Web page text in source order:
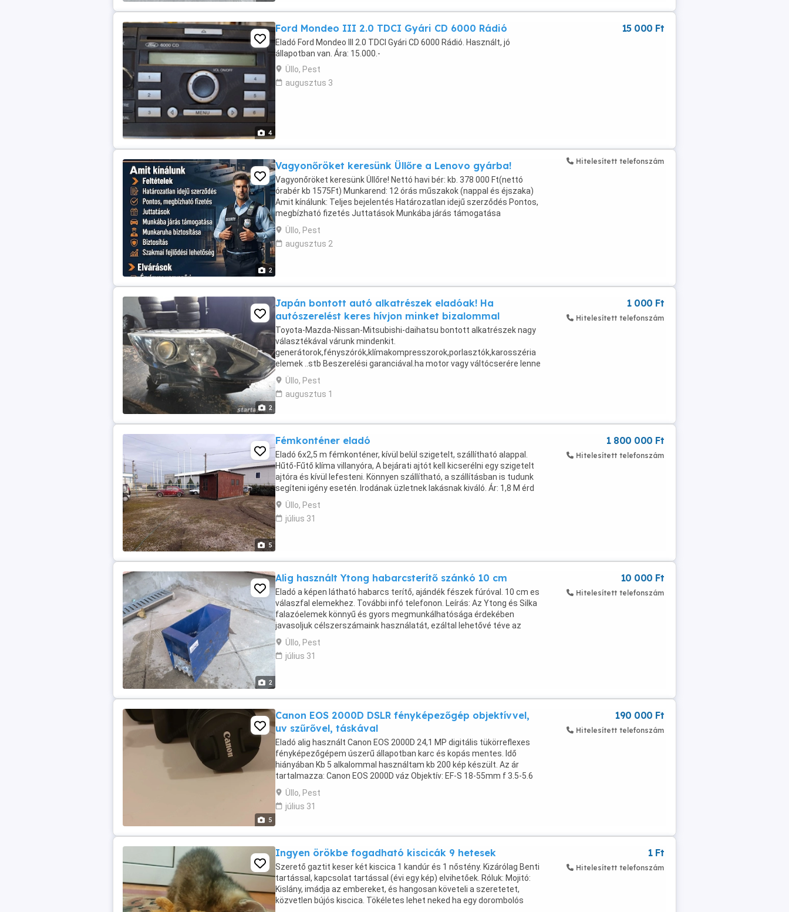
4
Ford Mondeo III 2.0 TDCI Gyári CD 6000 Rádió
Eladó Ford Mondeo III 2.0 TDCI Gyári CD 6000 Rádió. Használt, jó
állapotban van. Ára: 15.000.-
Üllo, Pest
augusztus 3
15 000 Ft
2
Vagyonőröket keresünk Üllőre a Lenovo gyárba!
Vagyonőröket keresünk Üllőre! Nettó havi bér: kb. 378 000 Ft(nettó
órabér kb 1575Ft) Munkarend: 12 órás műszakok (nappal és éjszaka)
Amit kínálunk: Teljes bejelentés Határozatlan idejű szerződés Pontos,
megbízható fizetés Juttatások Munkába járás támogatása
Munkaruha biztosítása Biztosítás Szakmai fejlődési ...
Üllo, Pest
augusztus 2
Hitelesített telefonszám
2
Japán bontott autó alkatrészek eladóak! Ha
autószerelést keres hívjon minket bizalommal
Toyota-Mazda-Nissan-Mitsubishi-daihatsu bontott alkatrészek nagy
választékával várunk mindenkit.
generátorok,fényszórók,klímakompresszorok,porlasztók,karosszéria
elemek ..stb Beszerelési garanciával.ha motor vagy váltócserére lenne
szüksége keressen minket bizalommal.
Üllo, Pest
augusztus 1
1 000 Ft
Hitelesített telefonszám
5
Fémkonténer eladó
Eladó 6x2,5 m fémkonténer, kívül belül szigetelt, szállítható alappal.
Hűtő-Fűtő klíma villanyóra, A bejárati ajtót kell kicserélni egy szigetelt
ajtóra és kívül lefesteni. Könnyen szállítható, a szállításban is tudunk
segíteni igény esetén. Irodának üzletnek lakásnak kiváló. Ár: 1,8 M érd
20-484- ...
Üllo, Pest
július 31
1 800 000 Ft
Hitelesített telefonszám
2
Alig használt Ytong habarcsterítő szánkó 10 cm
Eladó a képen látható habarcs terítő, ajándék fészek fúróval. 10 cm es
válaszfal elemekhez. További infó telefonon. Leírás: Az Ytong és Silka
falazóelemek könnyű és gyors megmunkálhatósága érdekében
javasoljuk célszerszámaink használatát, ezáltal lehetővé téve az
építési idő lerövidítését, a költségek ...
Üllo, Pest
július 31
10 000 Ft
Hitelesített telefonszám
5
Canon EOS 2000D DSLR fényképezőgép objektívvel,
uv szűrővel, táskával
Eladó alig használt Canon EOS 2000D 24,1 MP digitális tükörreflexes
fényképezőgépem úszerű állapotban karc és kopás mentes. Idő
hiányában Kb 5 alkalommal használtam kb 200 kép készült. Az ár
tartalmazza: Canon EOS 2000D váz Objektív: EF-S 18-55mm f 3.5-5.6
DC III 16 gb nagysebességű sd kártya UV szűrő Táska Gyári ...
Üllo, Pest
július 31
190 000 Ft
Hitelesített telefonszám
Ingyen örökbe fogadható kiscicák 9 hetesek
Szerető gaztit keser két kiscica 1 kandúr és 1 nőstény. Kizárólag Benti
tartással, kapcsolat tartással (évi egy kép) elvihetőek. Róluk: Mojitó:
Kislány, imádja az embereket, és hangosan követeli a szeretetet,
közvetlen bújós kiscica. Tökéletes lehet neked ha egy dorombolós
1 Ft
Hitelesített telefonszám